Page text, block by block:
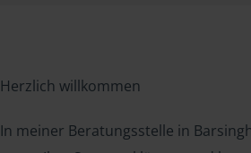
Herzlich willkommen
In meiner Beratungsstelle in